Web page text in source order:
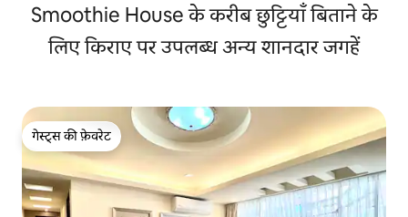
Smoothie House के करीब छुट्टियाँ बिताने के
लिए किराए पर उपलब्ध अन्य शानदार जगहें
गेस्ट्स की फ़ेवरेट
गेस्ट्स की फ़ेवरेट